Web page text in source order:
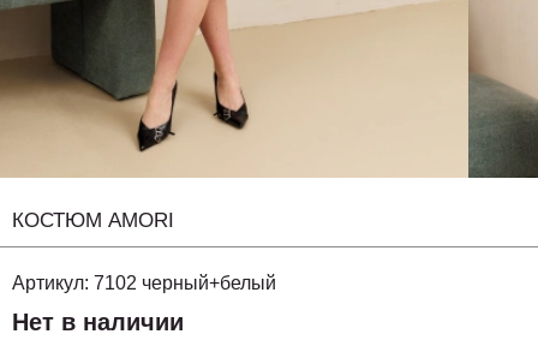
КОСТЮМ AMORI
Артикул: 7102 черный+белый
Нет в наличии